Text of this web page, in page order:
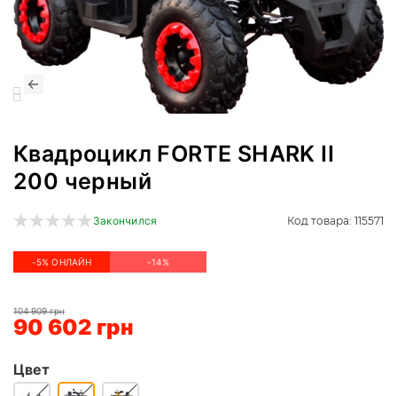
Квадроцикл FORTE SHARK II
200 черный
Закончился Код товара: 115571
-5% ОНЛАЙН -14%
104 909 грн
90 602 грн
Цвет